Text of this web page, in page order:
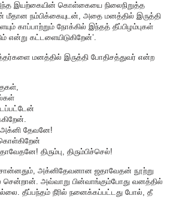
இயற்கையின் கொள்கையை நிலைநிறுத்த
மீதான நம்பிக்கையுடன், அதை மனத்தில் இருத்தி
காப்பாற்றும் நோக்கில் இந்தத் தீப்பிழம்புகள்
என்று கட்டளையிடுகிறேன்’.
மனத்தில் இருத்தி போதிசத்துவர் என்ற
தேவனே!
திரும்பு, திரும்பிச்செல்!
அக்னிதேவனான ஜதாவேதன் நூற்று
சென்றான். அவ்வாறு பின்வாங்கும்போது வனத்தில்
தீப்பந்தம் நீரில் நனைக்கப்பட்டது போல், தீ